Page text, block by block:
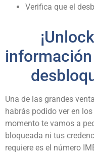
Verifica que el
Una de las grandes
habrás podido ver en
momento te vamos a
bloqueada ni tus
requiere es el número